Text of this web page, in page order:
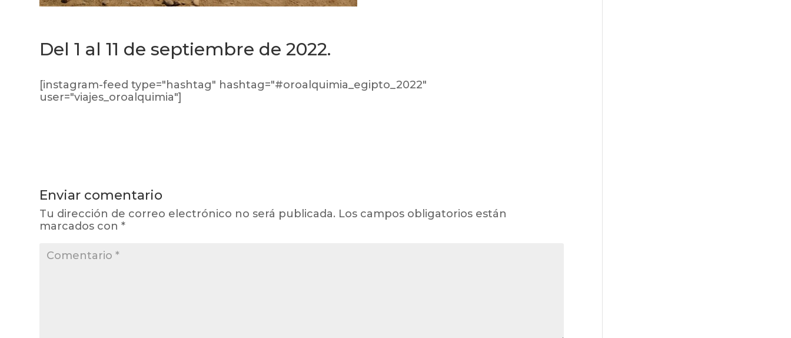
Del 1 al 11 de septiembre de 2022.
[instagram-feed type="hashtag" hashtag="#oroalquimia_egipto_2022"
user="viajes_oroalquimia"]
Enviar comentario
Tu dirección de correo electrónico no será publicada. Los campos obligatorios están
marcados con*